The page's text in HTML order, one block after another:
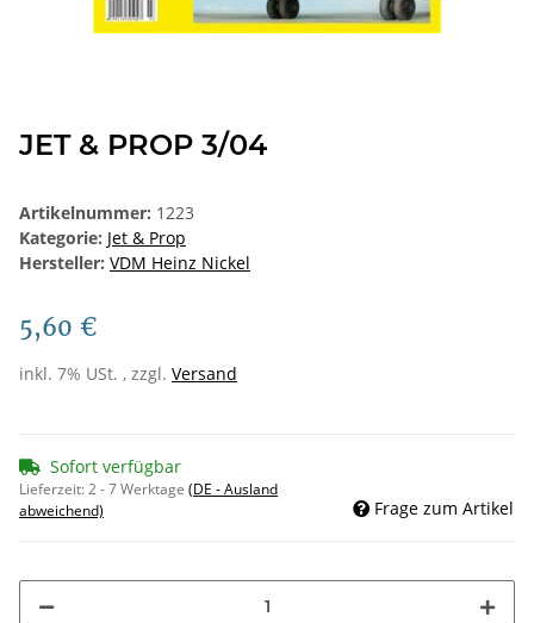
JET & PROP 3/04
Artikelnummer: 1223
Kategorie: Jet & Prop
Hersteller: VDM Heinz Nickel
5,60 €
inkl. 7% USt. , zzgl. Versand
Sofort verfügbar
Lieferzeit:2 - 7 Werktage (DE - Ausland
abweichend)
Frage zum Artikel